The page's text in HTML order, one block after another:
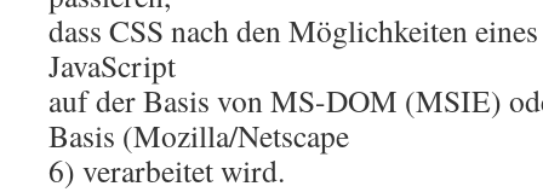
dass CSS nach den Möglichkeiten
JavaScript
auf der Basis von MS-DOM (MSIE)
Basis (Mozilla/Netscape
6) verarbeitet wird.